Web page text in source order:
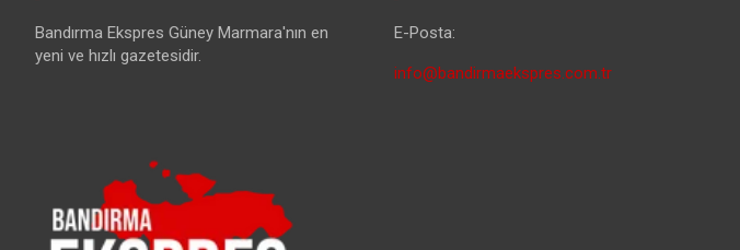
Bandırma Ekspres Güney Marmara'nın en
yeni ve hızlı gazetesidir.
E-Posta:
info@bandirmaekspres.com.tr